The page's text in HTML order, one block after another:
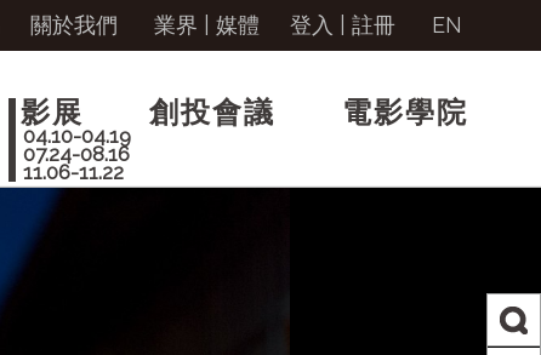
關於我們 業界 | 媒體 登入 註冊 EN
影展
04.10-04.19
07.24-08.16
11.06-11.22
創投會議 電影學院